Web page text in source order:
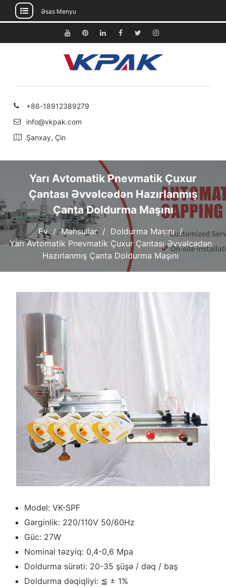
keçin
Əsas Menyu
YoutubePinterestLinkedinFacebook
TwitterInstagram
+86-18912389279
info@vkpak.com
Şanxay, Çin
Yarı Avtomatik Pnevmatik Çuxur
Çantası Əvvəlcədən Hazırlanmış
Çanta Doldurma Maşını
Ev Məhsullar
Doldurma Maşını
Yarı Avtomatik Pnevmatik Çuxur Çantası Əvvəlcədən
Hazırlanmış Çanta Doldurma Maşını
Model: VK-SPF
Gərginlik: 220/110V 50/60Hz
Güc: 27W
Nominal təzyiq: 0,4-0,6 Mpa
Doldurma sürəti: 20-35 şüşə / dəq / baş
Doldurma dəqiqliyi: ≦ ± 1%